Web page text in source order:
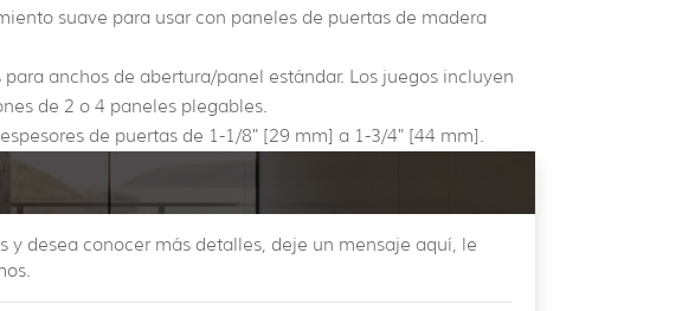
suave para usar con paneles de puertas de madera
anchos de abertura/panel estándar. Los juegos incluyen
de 2 o 4 paneles plegables.
de puertas de 1-1/8" [29 mm] a 1-3/4" [44 mm].
y desea conocer más detalles, deje un mensaje aquí, le